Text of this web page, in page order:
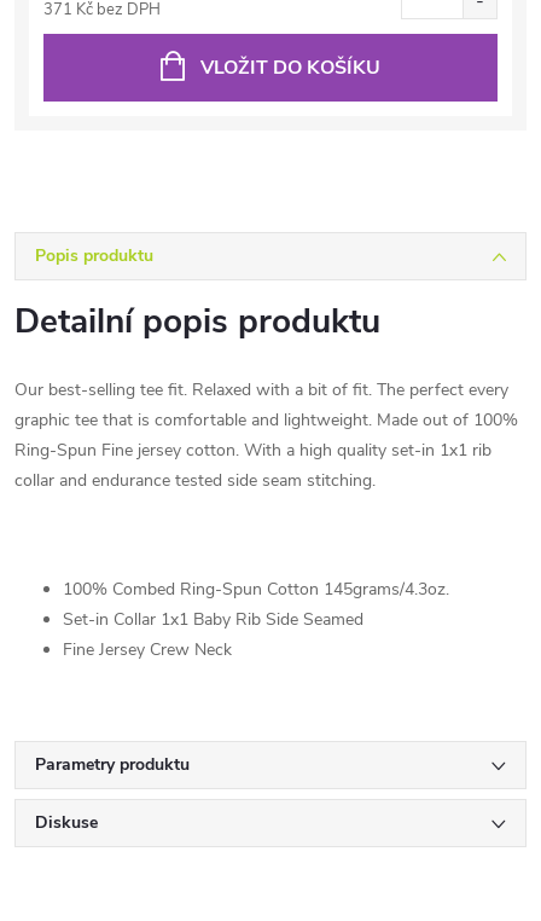
371 Kč bez DPH
VLOŽIT DO KOŠÍKU
Popis produktu
Detailní popis produktu
Our best-selling tee fit. Relaxed with a bit of fit. The perfect every
graphic tee that is comfortable and lightweight. Made out of 100%
Ring-Spun Fine jersey cotton. With a high quality set-in 1x1 rib
collar and endurance tested side seam stitching.
100% Combed Ring-Spun Cotton 145grams/4.3oz.
Set-in Collar 1x1 Baby Rib Side Seamed
Fine Jersey Crew Neck
Parametry produktu
Diskuse